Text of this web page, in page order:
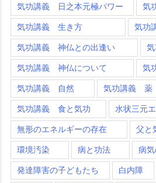
気功講義 日之本元極パワー 気
気功講義 生き方 気功
気功講義 神仏との出逢い
気功講義 神仏について 気
気功講義 自然 気功講義 薬
気功講義 食と気功 水状三元
無形のエネルギーの存在 父と
環境汚染 病と功法 病
発達障害の子どもたち 白内障